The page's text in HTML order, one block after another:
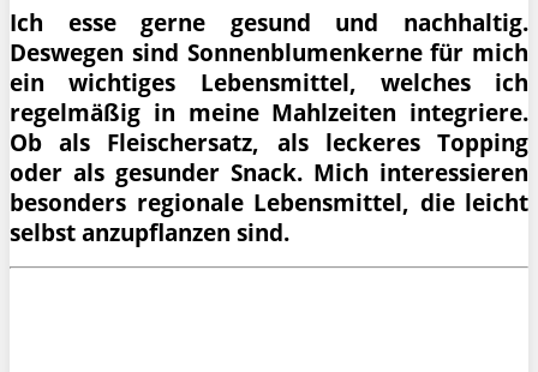
Ich esse gerne gesund und nachhaltig.
Deswegen sind Sonnenblumenkerne für mich
ein wichtiges Lebensmittel, welches ich
regelmäßig in meine Mahlzeiten integriere.
Ob als Fleischersatz, als leckeres Topping
oder als gesunder Snack. Mich interessieren
besonders regionale Lebensmittel, die leicht
selbst anzupflanzen sind.